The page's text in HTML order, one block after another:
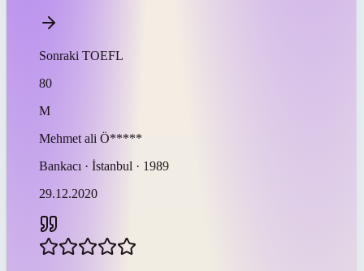
Sonraki TOEFL
80
M
Mehmet ali Ö*****
Bankacı · İstanbul · 1989
29.12.2020